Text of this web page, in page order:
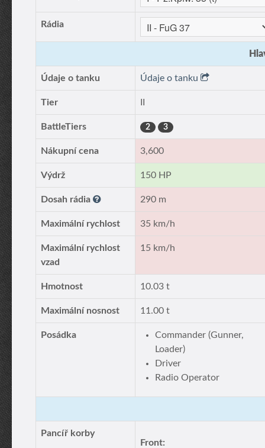
Rádia
Údaje o tanku Údaje o tanku
Tier
BattleTiers 2 3
Nákupní cena 3,600
Výdrž 150 HP
Dosah rádia 290 m
Maximální rychlost 35 km/h
Maximální rychlost
vzad
15 km/h
Hmotnost 10.03 t
Maximální nosnost 11.00 t
Posádka
Commander (Gunner,
Loader)
Driver
Radio Operator
Pancíř korby
Front: